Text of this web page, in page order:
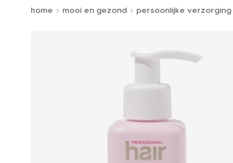
home mooi en gezond persoonlijke verzorging